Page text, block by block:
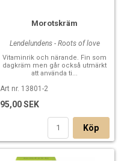
Morotskräm
Lendelundens - Roots of love
Vitaminrik och närande. Fin som
dagkräm men går också utmärkt
att använda ti...
Art nr. 13801-2
95,00 SEK
Köp